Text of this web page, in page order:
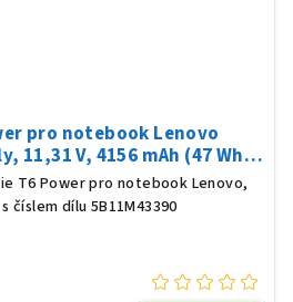
pro notebook Lenovo
11,31 V, 4156 mAh (47 Wh),
černá
T6 Power pro notebook Lenovo,
číslem dílu 5B11M43390